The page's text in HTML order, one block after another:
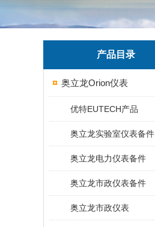
产品目录
奥立龙Orion仪表
优特EUTECH产品
奥立龙实验室仪表备件
奥立龙电力仪表备件
奥立龙市政仪表备件
奥立龙市政仪表